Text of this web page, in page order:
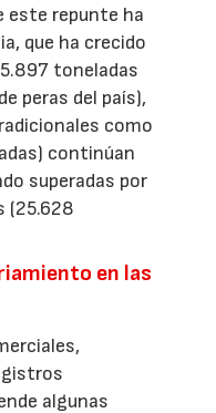
este repunte ha
que ha crecido
toneladas
peras del país),
como
continúan
superadas por
(25.628
en las
algunas